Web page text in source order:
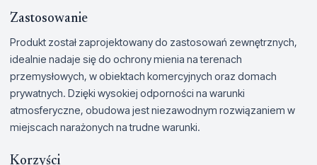
Zastosowanie
Produkt został zaprojektowany do zastosowań zewnętrznych,
idealnie nadaje się do ochrony mienia na terenach
przemysłowych, w obiektach komercyjnych oraz domach
prywatnych. Dzięki wysokiej odporności na warunki
atmosferyczne, obudowa jest niezawodnym rozwiązaniem w
miejscach narażonych na trudne warunki.
Korzyści